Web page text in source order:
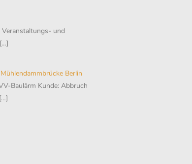
und
[…]
Berlin
Baulärm Kunde: Abbruch
[…]